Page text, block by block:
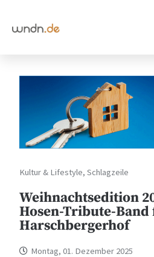
Kultur & Lifestyle,Schlagzeile
Weihnachtsedition
Hosen-Tribute-
Harschbergerhof
Montag, 01. Dezember 2025